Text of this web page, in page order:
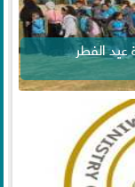
عيد الفطر